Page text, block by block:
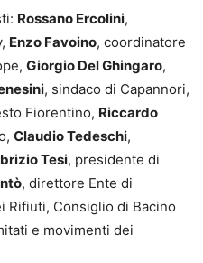
Rossano Ercolini,
Enzo Favoino, coordinatore
Giorgio Del Ghingaro,
, sindaco di Capannori,
Fiorentino, Riccardo
Claudio Tedeschi,
Tesi, presidente di
, direttore Ente di
Rifiuti, Consiglio di Bacino
e movimenti dei